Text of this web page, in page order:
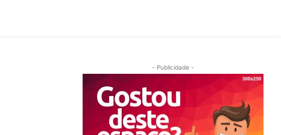
- Publicidade -